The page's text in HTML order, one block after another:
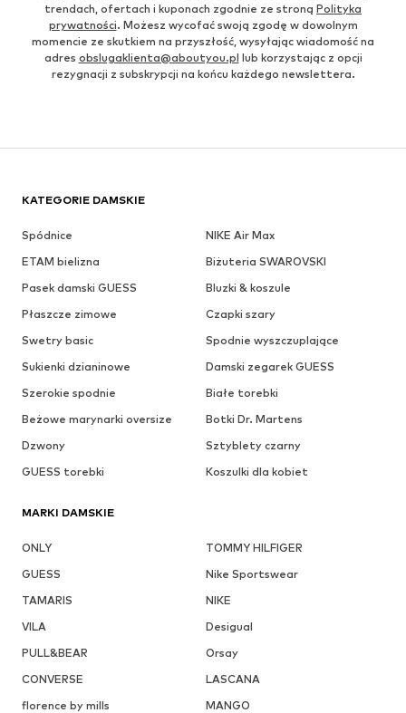
trendach, ofertach i kuponach zgodnie ze stroną Polityka
prywatności. Możesz wycofać swoją zgodę w dowolnym
momencie ze skutkiem na przyszłość, wysyłając wiadomość na
adres obslugaklienta@aboutyou.pl lub korzystając z opcji
rezygnacji z subskrypcji na końcu każdego newslettera.
KATEGORIE DAMSKIE
Spódnice
NIKE Air Max
ETAM bielizna
Biżuteria SWAROVSKI
Pasek damski GUESS
Bluzki & koszule
Płaszcze zimowe
Czapki szary
Swetry basic
Spodnie wyszczuplające
Sukienki dzianinowe
Damski zegarek GUESS
Szerokie spodnie
Białe torebki
Beżowe marynarki oversize
Botki Dr. Martens
Dzwony
Sztyblety czarny
GUESS torebki
Koszulki dla kobiet
MARKI DAMSKIE
ONLY
TOMMY HILFIGER
GUESS
Nike Sportswear
TAMARIS
NIKE
VILA
Desigual
PULL&BEAR
Orsay
CONVERSE
LASCANA
florence by mills
MANGO